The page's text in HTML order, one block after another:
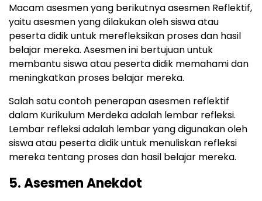
Macam asesmen yang berikutnya asesmen Reflektif,
yaitu asesmen yang dilakukan oleh siswa atau
peserta didik untuk merefleksikan proses dan hasil
belajar mereka. Asesmen ini bertujuan untuk
membantu siswa atau peserta didik memahami dan
meningkatkan proses belajar mereka.
Salah satu contoh penerapan asesmen reflektif
dalam Kurikulum Merdeka adalah lembar refleksi.
Lembar refleksi adalah lembar yang digunakan oleh
siswa atau peserta didik untuk menuliskan refleksi
mereka tentang proses dan hasil belajar mereka.
5. Asesmen Anekdot